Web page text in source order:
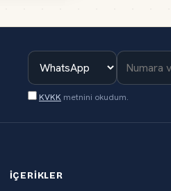
KVKK metnini okudum.
İÇERIKLER